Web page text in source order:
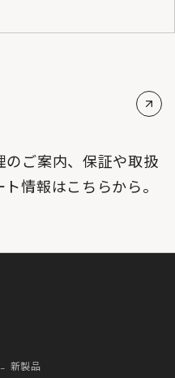
のご案内、保証や取扱
情報はこちらから。
新製品